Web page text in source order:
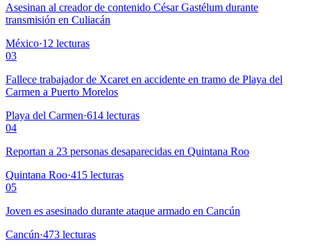
Asesinan al creador de contenido César Gastélum durante
transmisión en Culiacán
México·12 lecturas
03
Fallece trabajador de Xcaret en accidente en tramo de Playa del
Carmen a Puerto Morelos
Playa del Carmen·614 lecturas
04
Reportan a 23 personas desaparecidas en Quintana Roo
Quintana Roo·415 lecturas
05
Joven es asesinado durante ataque armado en Cancún
Cancún·473 lecturas